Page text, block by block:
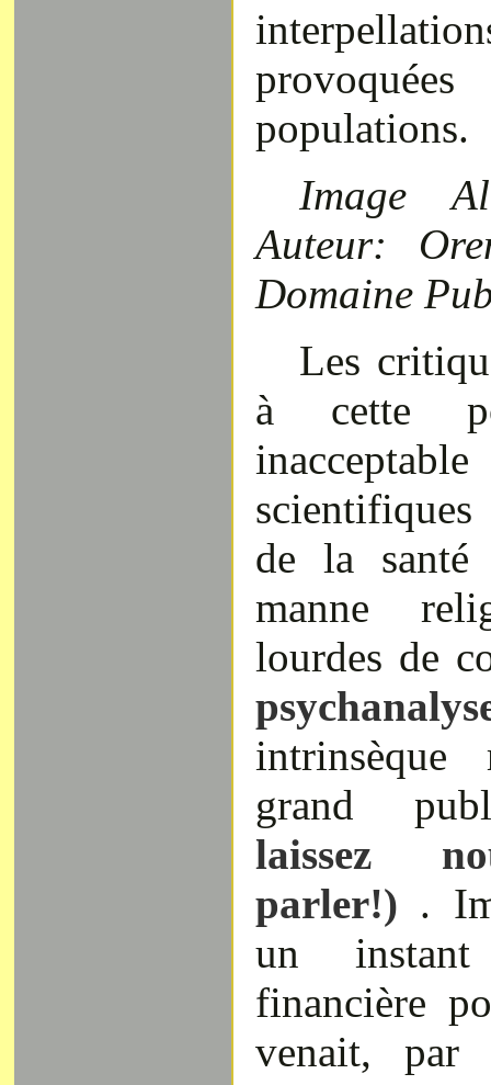
populations.
Image
Auteur:
Domaine
Les
à cette
de la
manne
lourdes de
grand
laissez
parler!) .
un instant
financière
venait, par